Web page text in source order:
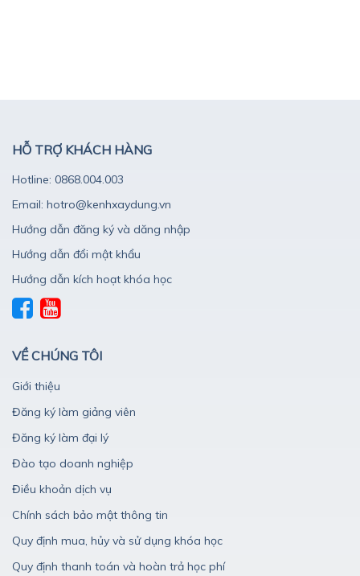
HỖ TRỢ KHÁCH HÀNG
Hotline: 0868.004.003
Email: hotro@kenhxaydung.vn
Hướng dẫn đăng ký và dăng nhập
Hướng dẫn đổi mật khẩu
Hướng dẫn kích hoạt khóa học
VỀ CHÚNG TÔI
Giới thiệu
Đăng ký làm giảng viên
Đăng ký làm đại lý
Đào tạo doanh nghiệp
Điều khoản dịch vụ
Chính sách bảo mật thông tin
Quy định mua, hủy và sử dụng khóa học
Quy định thanh toán và hoàn trả học phí